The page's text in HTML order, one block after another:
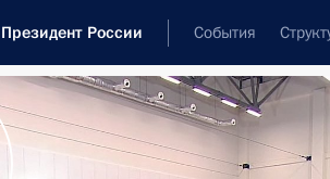
Президент России События
Материалы по выбранной теме